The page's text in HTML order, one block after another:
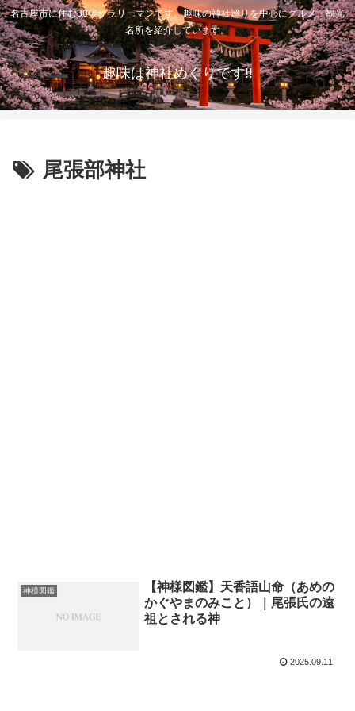
名古屋市に住む30代サラリーマンです。趣味の神社巡りを中心にグルメ、観光
名所を紹介しています。
趣味は神社めぐりです!!
尾張部神社
神様図鑑
【神様図鑑】天香語山命（あめの
かぐやまのみこと）｜尾張氏の遠
祖とされる神
2025.09.11